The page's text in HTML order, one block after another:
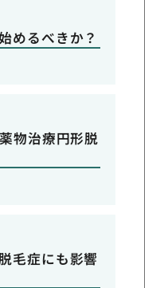
めるべきか？
物治療円形脱
毛症にも影響